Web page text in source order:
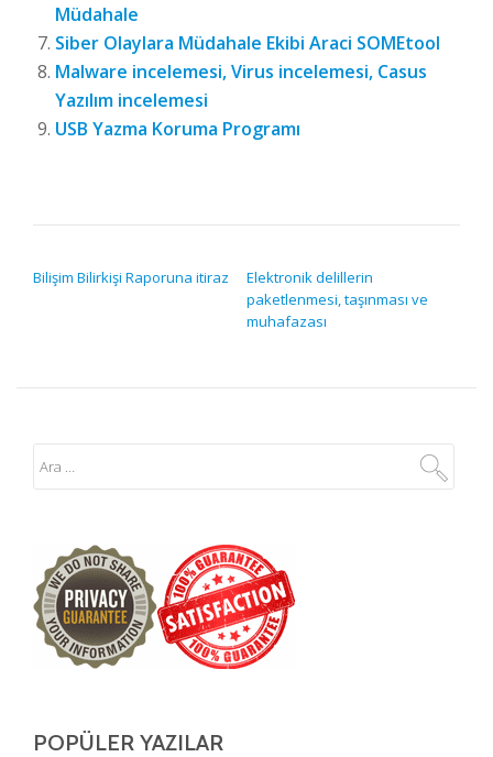
Müdahale
Siber Olaylara Müdahale Ekibi Araci SOMEtool
Malware incelemesi, Virus incelemesi, Casus
Yazılım incelemesi
USB Yazma Koruma Programı
Bilişim Bilirkişi Raporuna itiraz
Elektronik delillerin
paketlenmesi, taşınması ve
muhafazası
POPÜLER YAZILAR